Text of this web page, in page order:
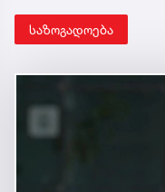
საზოგადოება